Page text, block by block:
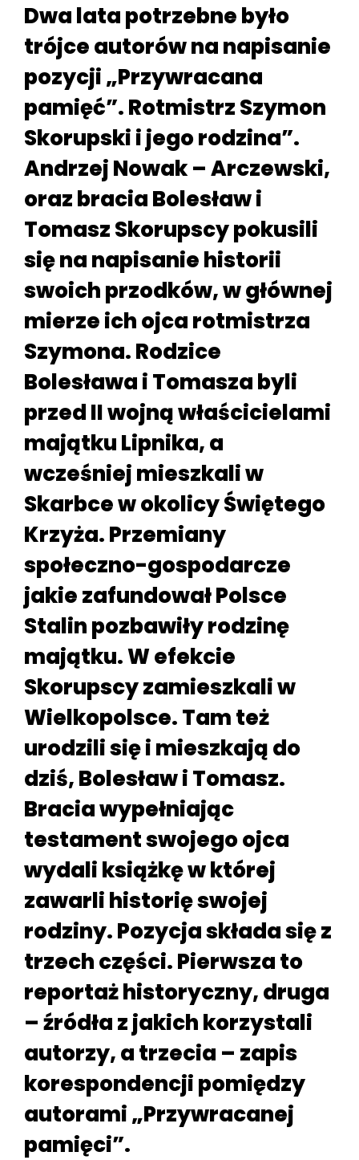
Dwa lata potrzebne było
trójce autorów na napisanie
pozycji „Przywracana
pamięć”. Rotmistrz Szymon
Skorupski i jego rodzina”.
Andrzej Nowak – Arczewski,
oraz bracia Bolesław i
Tomasz Skorupscy pokusili
się na napisanie historii
swoich przodków, w głównej
mierze ich ojca rotmistrza
Szymona. Rodzice
Bolesława i Tomasza byli
przed II wojną właścicielami
majątku Lipnika, a
wcześniej mieszkali w
Skarbce w okolicy Świętego
Krzyża. Przemiany
społeczno-gospodarcze
jakie zafundował Polsce
Stalin pozbawiły rodzinę
majątku. W efekcie
Skorupscy zamieszkali w
Wielkopolsce. Tam też
urodzili się i mieszkają do
dziś, Bolesław i Tomasz.
Bracia wypełniając
testament swojego ojca
wydali książkę w której
zawarli historię swojej
rodziny. Pozycja składa się z
trzech części. Pierwsza to
reportaż historyczny, druga
– źródła z jakich korzystali
autorzy, a trzecia – zapis
korespondencji pomiędzy
autorami „Przywracanej
pamięci”.